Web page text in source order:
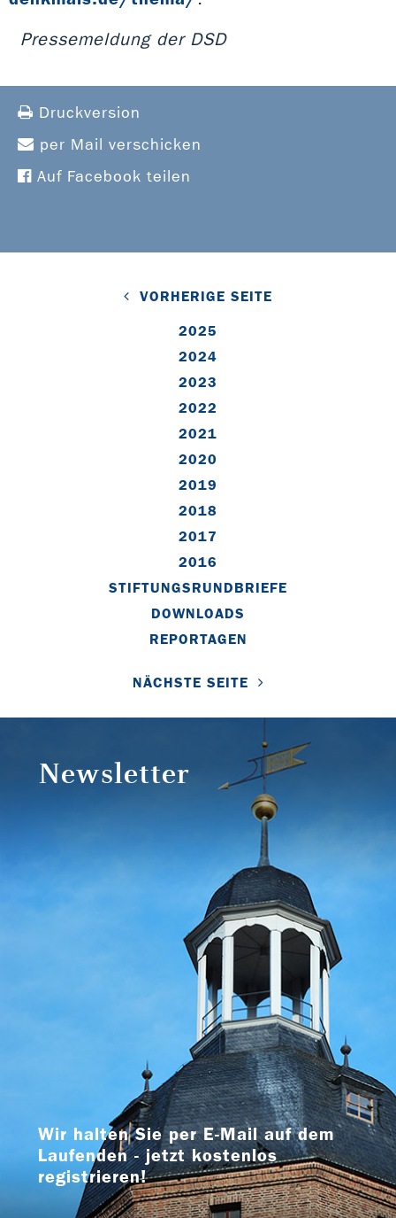
Pressemeldung der DSD
Druckversion
per Mail verschicken
Auf Facebook teilen
VORHERIGE SEITE
2025
2024
2023
2022
2021
2020
2019
2018
2017
2016
STIFTUNGSRUNDBRIEFE
DOWNLOADS
REPORTAGEN
NÄCHSTE SEITE
Newsletter
Wir halten Sie per E-Mail auf dem
Laufenden - jetzt kostenlos
registrieren!